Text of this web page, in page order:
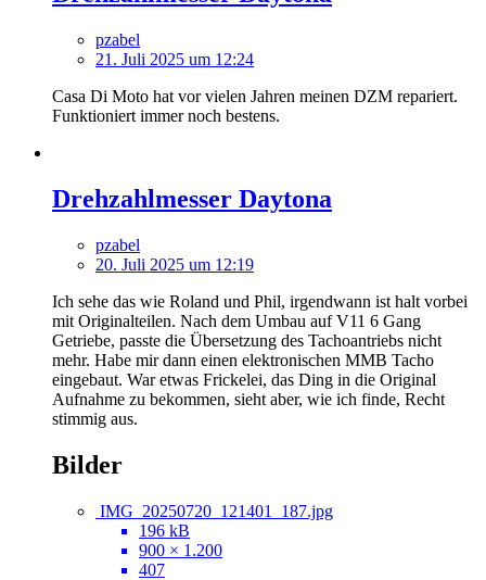
pzabel
21. Juli 2025 um 12:24
Casa Di Moto hat vor vielen Jahren meinen DZM repariert.
Funktioniert immer noch bestens.
Drehzahlmesser Daytona
pzabel
20. Juli 2025 um 12:19
Ich sehe das wie Roland und Phil, irgendwann ist halt vorbei
mit Originalteilen. Nach dem Umbau auf V11 6 Gang
Getriebe, passte die Übersetzung des Tachoantriebs nicht
mehr. Habe mir dann einen elektronischen MMB Tacho
eingebaut. War etwas Frickelei, das Ding in die Original
Aufnahme zu bekommen, sieht aber, wie ich finde, Recht
stimmig aus.
Bilder
IMG_20250720_121401_187.jpg
196 kB
900 × 1.200
407